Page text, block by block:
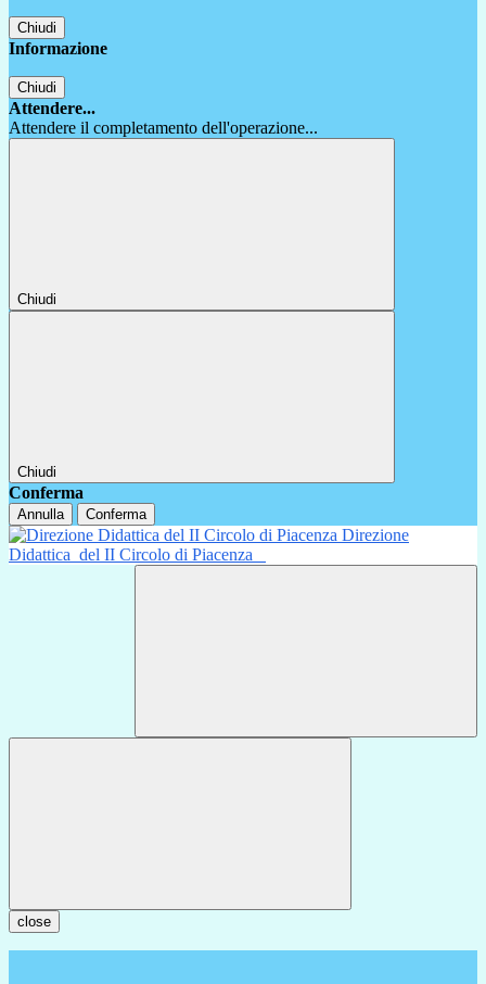
Chiudi
Informazione
Chiudi
Attendere...
Attendere il completamento dell'operazione...
Chiudi
Chiudi
Conferma
Annulla Conferma
Direzione
Didattica del II Circolo di Piacenza
close